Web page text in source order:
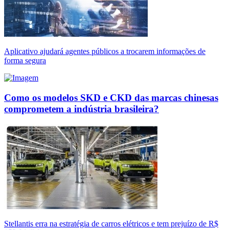
Aplicativo ajudará agentes públicos a trocarem informações de
forma segura
Como os modelos SKD e CKD das marcas chinesas
comprometem a indústria brasileira?
Stellantis erra na estratégia de carros elétricos e tem prejuízo de R$